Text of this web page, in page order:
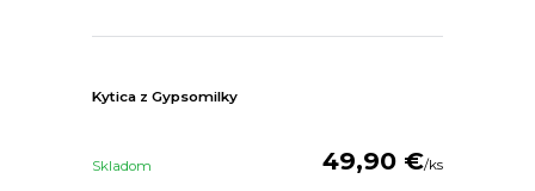
Kytica z Gypsomilky
49,90 €/ks
Skladom